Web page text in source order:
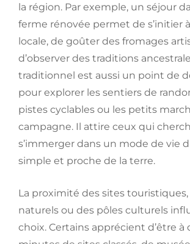
la région. Par exemple, un séjour
ferme rénovée permet de s’initier
locale, de goûter des fromages
d’observer des traditions
traditionnel est aussi un point de
pour explorer les sentiers de
pistes cyclables ou les petits
campagne. Il attire ceux qui
s’immerger dans un mode de vie
simple et proche de la terre.
La proximité des sites touristiques,
naturels ou des pôles culturels
choix. Certains apprécient d’être à